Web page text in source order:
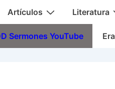
Artículos Literatura
Sermones YouTube